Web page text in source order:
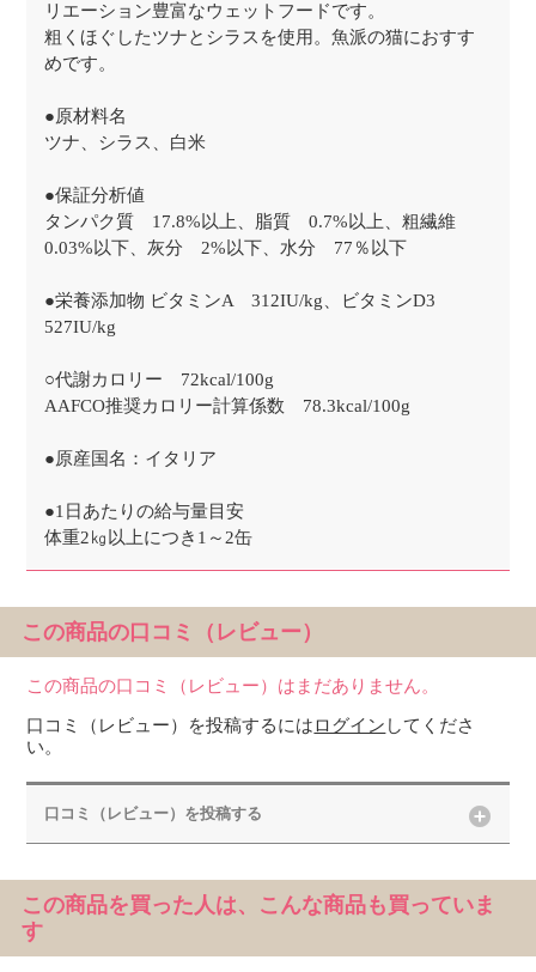
リエーション豊富なウェットフードです。
粗くほぐしたツナとシラスを使用。魚派の猫におすす
めです。
●原材料名
ツナ、シラス、白米
●保証分析値
タンパク質 17.8%以上、脂質 0.7%以上、粗繊維
0.03%以下、灰分 2%以下、水分 77％以下
●栄養添加物 ビタミンA 312IU/kg、ビタミンD3
527IU/kg
○代謝カロリー 72kcal/100g
AAFCO推奨カロリー計算係数 78.3kcal/100g
●原産国名：イタリア
●1日あたりの給与量目安
体重2㎏以上につき1～2缶
この商品の口コミ（レビュー）
この商品の口コミ（レビュー）はまだありません。
口コミ（レビュー）を投稿するにはログイン してくださ
い。
口コミ（レビュー）を投稿する
この商品を買った人は、こんな商品も買っていま
す